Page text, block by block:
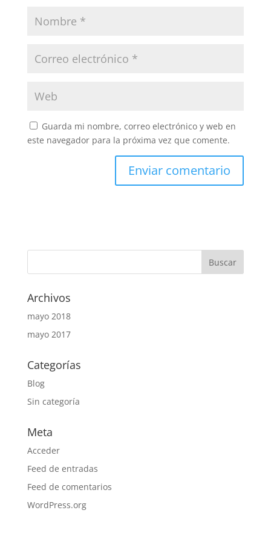
Guarda mi nombre, correo electrónico y web en
este navegador para la próxima vez que comente.
Archivos
mayo 2018
mayo 2017
Categorías
Blog
Sin categoría
Meta
Acceder
Feed de entradas
Feed de comentarios
WordPress.org